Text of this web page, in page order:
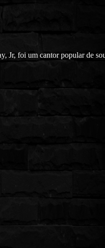
Jr, foi um cantor popular de